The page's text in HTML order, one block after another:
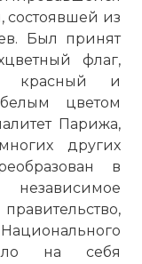
из
Был принят
флаг,
красный и
цветом
Парижа,
других
в
на себя